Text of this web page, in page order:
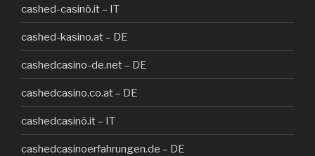
cashed-casinò.it – IT
cashed-kasino.at – DE
cashedcasino-de.net – DE
cashedcasino.co.at – DE
cashedcasinò.it – IT
cashedcasinoerfahrungen.de – DE